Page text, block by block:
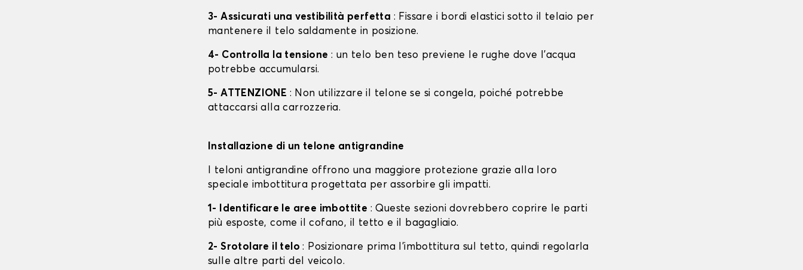
3- Assicurati una vestibilità perfetta : Fissare i bordi elastici sotto il telaio per
mantenere il telo saldamente in posizione.
4- Controlla la tensione : un telo ben teso previene le rughe dove l'acqua
potrebbe accumularsi.
5- ATTENZIONE : Non utilizzare il telone se si congela, poiché potrebbe
attaccarsi alla carrozzeria.
Installazione di un telone antigrandine
I teloni antigrandine offrono una maggiore protezione grazie alla loro
speciale imbottitura progettata per assorbire gli impatti.
1- Identificare le aree imbottite : Queste sezioni dovrebbero coprire le parti
più esposte, come il cofano, il tetto e il bagagliaio.
2- Srotolare il telo: Posizionare prima l'imbottitura sul tetto, quindi regolarla
sulle altre parti del veicolo.